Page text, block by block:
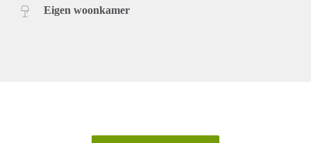
Eigen woonkamer